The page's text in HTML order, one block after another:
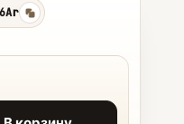
копировать